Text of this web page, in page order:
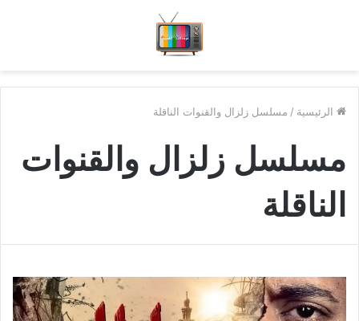
الرئيسية / مسلسل زلزال والقنوات الناقلة
مسلسل زلزال والقنوات
الناقلة